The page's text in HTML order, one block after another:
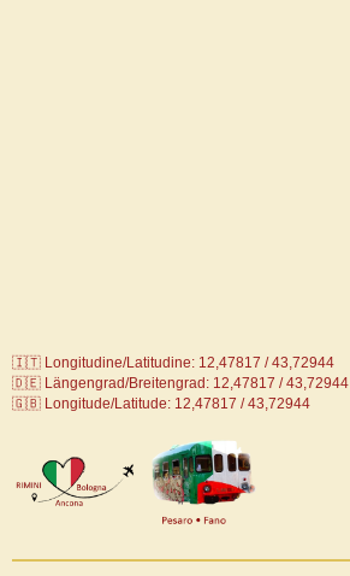
🇮🇹 Longitudine/Latitudine: 12,47817 / 43,72944
🇩🇪 Längengrad/Breitengrad: 12,47817 / 43,72944
🇬🇧 Longitude/Latitude: 12,47817 / 43,72944